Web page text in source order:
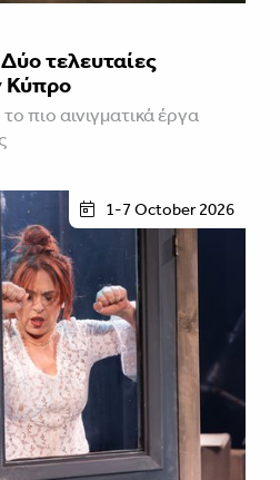
τελευταίες
Κύπρο
πιο αινιγματικά έργα
1-7 October 2026